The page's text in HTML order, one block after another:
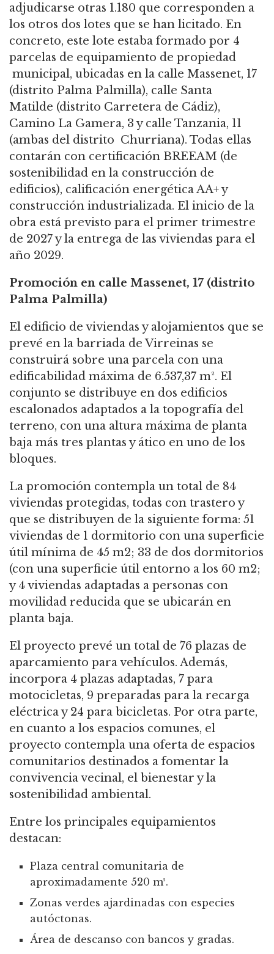
adjudicarse otras 1.180 que corresponden a
los otros dos lotes que se han licitado. En
concreto, este lote estaba formado por 4
parcelas de equipamiento de propiedad
municipal, ubicadas en la calle Massenet, 17
(distrito Palma Palmilla), calle Santa
Matilde (distrito Carretera de Cádiz),
Camino La Gamera, 3 y calle Tanzania, 11
(ambas del distrito Churriana). Todas ellas
contarán con certificación BREEAM (de
sostenibilidad en la construcción de
edificios), calificación energética AA+ y
construcción industrializada. El inicio de la
obra está previsto para el primer trimestre
de 2027 y la entrega de las viviendas para el
año 2029.
Promoción en calle Massenet, 17 (distrito
Palma Palmilla)
El edificio de viviendas y alojamientos que se
prevé en la barriada de Virreinas se
construirá sobre una parcela con una
edificabilidad máxima de 6.537,37 m². El
conjunto se distribuye en dos edificios
escalonados adaptados a la topografía del
terreno, con una altura máxima de planta
baja más tres plantas y ático en uno de los
bloques.
La promoción contempla un total de 84
viviendas protegidas, todas con trastero y
que se distribuyen de la siguiente forma: 51
viviendas de 1 dormitorio con una superficie
útil mínima de 45 m2; 33 de dos dormitorios
(con una superficie útil entorno a los 60 m2;
y 4 viviendas adaptadas a personas con
movilidad reducida que se ubicarán en
planta baja.
El proyecto prevé un total de 76 plazas de
aparcamiento para vehículos. Además,
incorpora 4 plazas adaptadas, 7 para
motocicletas, 9 preparadas para la recarga
eléctrica y 24 para bicicletas. Por otra parte,
en cuanto a los espacios comunes, el
proyecto contempla una oferta de espacios
comunitarios destinados a fomentar la
convivencia vecinal, el bienestar y la
sostenibilidad ambiental.
Entre los principales equipamientos
destacan:
Plaza central comunitaria de
aproximadamente 520 m².
Zonas verdes ajardinadas con especies
autóctonas.
Área de descanso con bancos y gradas.